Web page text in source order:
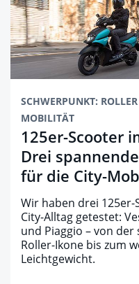
SCHWERPUNKT:
MOBILITÄT
125er-Scooter
Drei
für die City-
Wir haben drei 125er-
City-Alltag getestet:
und Piaggio – von der
Roller-Ikone bis zum
Leichtgewicht.